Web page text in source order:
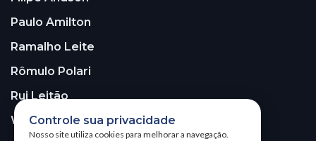
Paulo Amilton
Ramalho Leite
Rômulo Polari
Rui Leitão
Walter Santos
Controle sua privacidade
Nosso site utiliza cookies para melhorar a navegação.